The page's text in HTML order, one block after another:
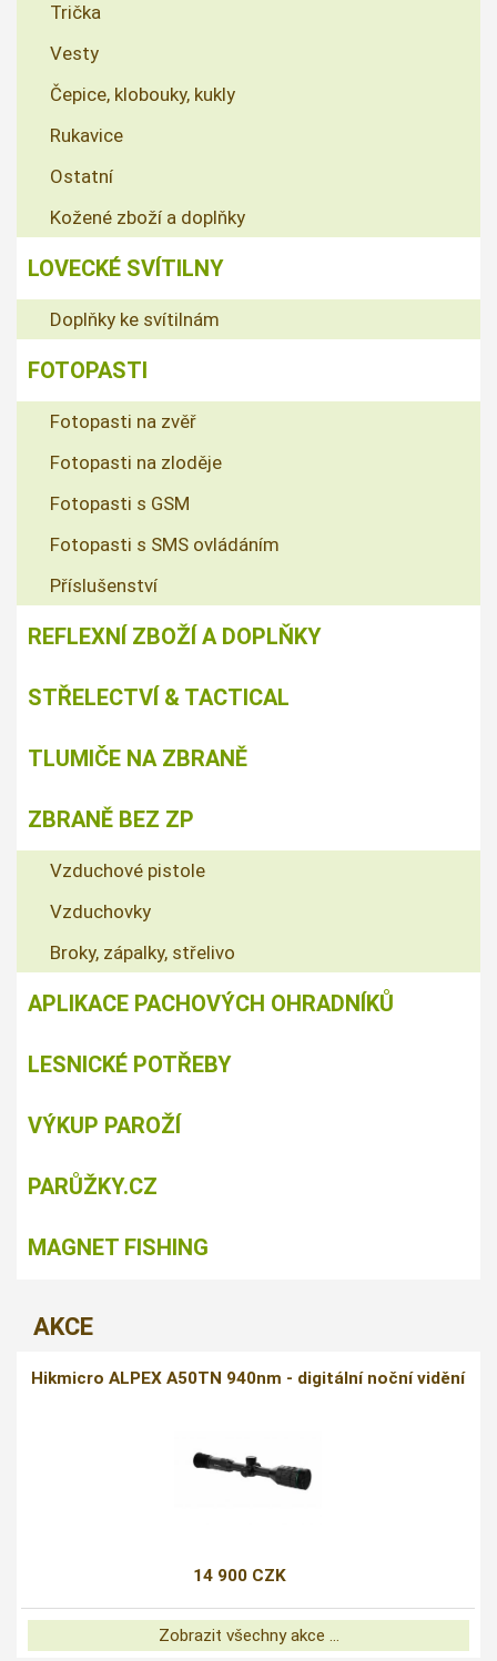
Trička
Vesty
Čepice, klobouky, kukly
Rukavice
Ostatní
Kožené zboží a doplňky
LOVECKÉ SVÍTILNY
Doplňky ke svítilnám
FOTOPASTI
Fotopasti na zvěř
Fotopasti na zloděje
Fotopasti s GSM
Fotopasti s SMS ovládáním
Příslušenství
REFLEXNÍ ZBOŽÍ A DOPLŇKY
STŘELECTVÍ & TACTICAL
TLUMIČE NA ZBRANĚ
ZBRANĚ BEZ ZP
Vzduchové pistole
Vzduchovky
Broky, zápalky, střelivo
APLIKACE PACHOVÝCH OHRADNÍKŮ
LESNICKÉ POTŘEBY
VÝKUP PAROŽÍ
PARŮŽKY.CZ
MAGNET FISHING
AKCE
Hikmicro ALPEX A50TN 940nm - digitální noční vidění
14 900 CZK
Zobrazit všechny akce ...